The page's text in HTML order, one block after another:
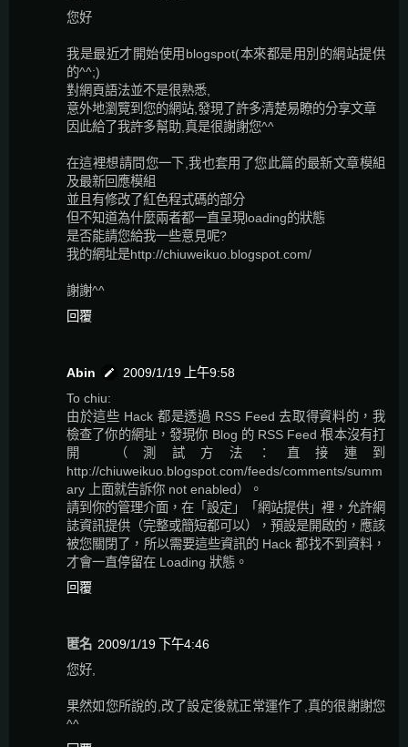
您好
我是最近才開始使用blogspot(本來都是用別的網站提供
的^^;)
對網頁語法並不是很熟悉,
意外地瀏覽到您的網站,發現了許多清楚易瞭的分享文章
因此給了我許多幫助,真是很謝謝您^^
在這裡想請問您一下,我也套用了您此篇的最新文章模組
及最新回應模組
並且有修改了紅色程式碼的部分
但不知道為什麼兩者都一直呈現loading的狀態
是否能請您給我一些意見呢?
我的網址是http://chiuweikuo.blogspot.com/
謝謝^^
回覆
Abin
2009/1/19 上午9:58
To chiu:
由於這些 Hack 都是透過 RSS Feed 去取得資料的，我
檢查了你的網址，發現你 Blog 的 RSS Feed 根本沒有打
開 （測試方法：直接連到
http://chiuweikuo.blogspot.com/feeds/comments/summ
ary 上面就告訴你 not enabled）。
請到你的管理介面，在「設定」「網站提供」裡，允許網
誌資訊提供（完整或簡短都可以），預設是開啟的，應該
被您關閉了，所以需要這些資訊的 Hack 都找不到資料，
才會一直停留在 Loading 狀態。
回覆
匿名 2009/1/19 下午4:46
您好,
果然如您所說的,改了設定後就正常運作了,真的很謝謝您
^^